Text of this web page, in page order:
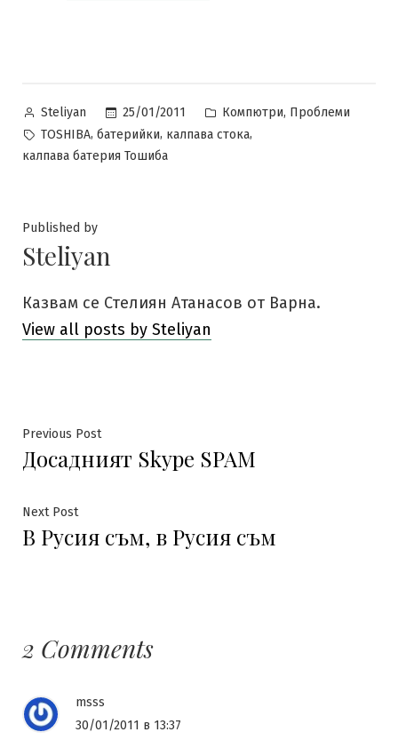
Posted
by
Steliyan 25/01/2011
Posted
in
Компютри, Проблеми
Tags:
TOSHIBA, батерийки, калпава стока,
калпава батерия Тошиба
Published by
Steliyan
Казвам се Стелиян Атанасов от Варна.
View all posts by Steliyan
Навигация
Previous PostPrevious
post:
Досадният Skype SPAM
Next PostNext
post:
В Русия съм, в Русия съм
2 Comments
msss
30/01/2011 в 13:37